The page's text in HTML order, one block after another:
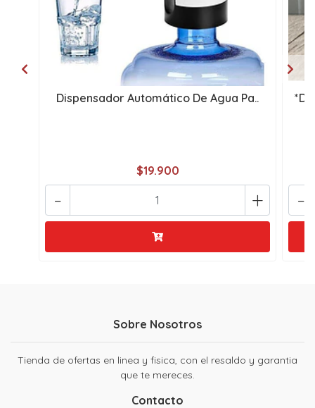
Dispensador Automático De Agua Pa..
$19.900
+
- -
Sobre Nosotros
Tienda de ofertas en linea y fisica, con el resaldo y garantia
que te mereces.
Contacto